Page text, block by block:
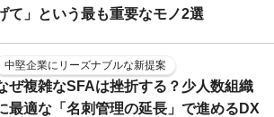
て」という最も重要なモノ2選
中堅企業にリーズナブルな新提案
ぜ複雑なSFAは挫折する？少人数組織
最適な「名刺管理の延長」で進めるDX